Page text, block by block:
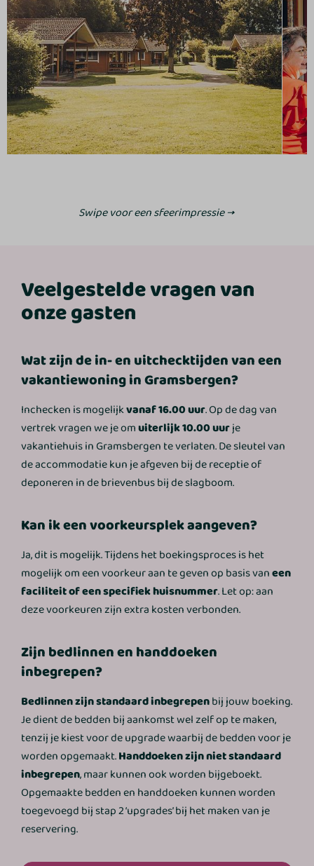
Swipe voor een sfeerimpressie →
Veelgestelde vragen van
onze gasten
Wat zijn de in- en uitchecktijden van een
vakantiewoning in Gramsbergen?
Inchecken is mogelijkvanaf 16.00 uur. Op de dag van
vertrek vragen we je omuiterlijk 10.00 uurje
vakantiehuis in Gramsbergen te verlaten. De sleutel van
de accommodatie kun je afgeven bij de receptie of
deponeren in de brievenbus bij de slagboom.
Kan ik een voorkeursplek aangeven?
Ja, dit is mogelijk. Tijdens het boekingsproces is het
mogelijk om een voorkeur aan te geven op basis vaneen
faciliteit of een specifiek huisnummer. Let op: aan
deze voorkeuren zijn extra kosten verbonden.
Zijn bedlinnen en handdoeken
inbegrepen?
Bedlinnen zijn standaard inbegrepenbij jouw boeking.
Je dient de bedden bij aankomst wel zelf op te maken,
tenzij je kiest voor de upgrade waarbij de bedden voor je
worden opgemaakt.Handdoeken zijn niet standaard
inbegrepen, maar kunnen ook worden bijgeboekt.
Opgemaakte bedden en handdoeken kunnen worden
toegevoegd bij stap 2 ‘upgrades’ bij het maken van je
reservering.